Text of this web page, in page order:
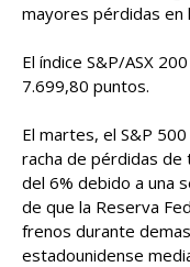
mayores pérdidas en
El índice S&P/ASX
7.699,80 puntos.
El martes, el S&P
racha de pérdidas de
del 6% debido a una
de que la Reserva
frenos durante
estadounidense